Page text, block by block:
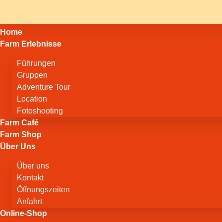
Home
Farm Erlebnisse
Führungen
Gruppen
Adventure Tour
Location
Fotoshooting
Farm Café
Farm Shop
Über Uns
Über uns
Kontakt
Öffnungszeiten
Anfahrt
Online-Shop